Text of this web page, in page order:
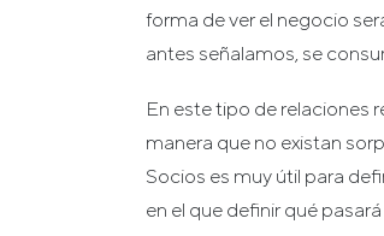
forma de ver el negocio
antes señalamos, se
En este tipo de relaciones
manera que no existan
Socios es muy útil para
en el que definir qué